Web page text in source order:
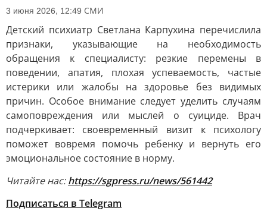
3 июня 2026, 12:49 СМИ
Детский психиатр Светлана Карпухина перечислила
признаки, указывающие на необходимость
обращения к специалисту: резкие перемены в
поведении, апатия, плохая успеваемость, частые
истерики или жалобы на здоровье без видимых
причин. Особое внимание следует уделить случаям
самоповреждения или мыслей о суициде. Врач
подчеркивает: своевременный визит к психологу
поможет вовремя помочь ребенку и вернуть его
эмоциональное состояние в норму.
Читайте нас:https://sgpress.ru/news/561442
Подписаться в Telegram